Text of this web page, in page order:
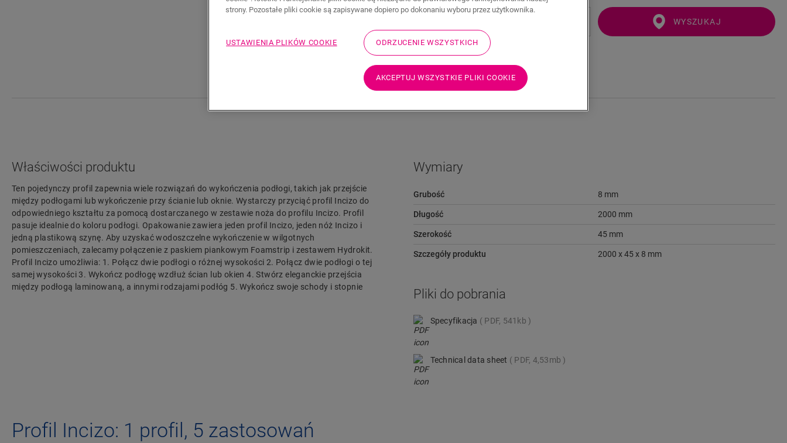
WYSZUKAJ
Właściwości produktu
Ten pojedynczy profil zapewnia wiele rozwiązań do wykończenia podłogi, takich jak przejście
między podłogami lub wykończenie przy ścianie lub oknie. Wystarczy przyciąć profil Incizo do
odpowiedniego kształtu za pomocą dostarczanego w zestawie noża do profilu Incizo. Profil
pasuje idealnie do koloru podłogi. Opakowanie zawiera jeden profil Incizo, jeden nóż Incizo i
jedną plastikową szynę. Aby uzyskać wodoszczelne wykończenie w wilgotnych
pomieszczeniach, zalecamy połączenie z paskiem piankowym Foamstrip i zestawem Hydrokit.
Profil Incizo umożliwia: 1. Połącz dwie podłogi o różnej wysokości 2. Połącz dwie podłogi o tej
samej wysokości 3. Wykończ podłogę wzdłuż ścian lub okien 4. Stwórz eleganckie przejścia
między podłogą laminowaną, a innymi rodzajami podłóg 5. Wykończ swoje schody i stopnie
Wymiary
Grubość 8 mm
Długość 2000 mm
Szerokość 45 mm
Szczegóły produktu 2000 x 45 x 8 mm
Pliki do pobrania
Specyfikacja PDF, 541kb
Technical data sheet PDF, 4,53mb
Profil Incizo: 1 profil, 5 zastosowań
strony. Pozostałe pliki cookie są zapisywane dopiero po dokonaniu wyboru przez użytkownika.
USTAWIENIA PLIKÓW COOKIE ODRZUCENIE WSZYSTKICH
AKCEPTUJ WSZYSTKIE PLIKI COOKIE